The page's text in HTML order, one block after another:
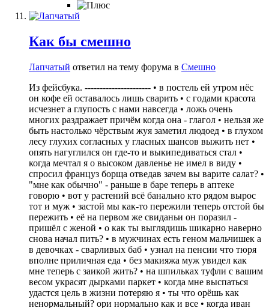
Как бы смешно
Лапчатый ответил на тему форума в Смешно
Из фейсбука. ---------------------- • в постель ей утром нёс
он кофе ей оставалось лишь сварить • с годами красота
исчезнет а глупость с нами навсегда • ложь очень
многих раздражает причём когда она - глагол • нельзя же
быть настолько чёрствым жуя заметил людоед • в глухом
лесу глухих согласных у гласных шансов выжить нет •
опять нагуглился он где-то и выкипедиваться стал •
когда мечтал я о высоком давленье не имел в виду •
спросил француз борща отведав зачем вы варите салат? •
"мне как обычно" - раньше в баре теперь в аптеке
говорю • вот у растений всё банально кто рядом вырос
тот и муж • застой мы как-то пережили теперь отстой бы
пережить • её на первом же свиданьи он поразил -
пришёл с женой • о как ты выглядишь шикарно наверно
снова начал пить? • в мужчинах есть геном мальчишек а
в девочках - сварливых баб • узнал на пенсии что тюря
вполне приличная еда • без макияжа муж увидел как
мне теперь с заикой жить? • на шпильках туфли с вашим
весом украсят дырками паркет • когда мне выспаться
удастся цель в жизни потеряю я • ты что орёшь как
ненормальный? ори нормально как и все • когда иван